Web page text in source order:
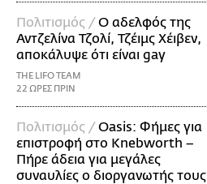
Πολιτισμός / Ο αδελφός της
Αντζελίνα Τζολί, Τζέιμς Χέιβεν,
αποκάλυψε ότι είναι gay
THE LIFO TEAM
22 ΩΡΕΣ ΠΡΙΝ
Πολιτισμός / Oasis: Φήμες για
επιστροφή στο Knebworth –
Πήρε άδεια για μεγάλες
συναυλίες ο διοργανωτής τους